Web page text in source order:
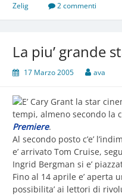
Zelig
2 commenti
La piu’ grande
17 Marzo 2005 ava
E’ Cary Grant la star
tempi, almeno secondo la
Premiere.
Al secondo posto c’e’
e’ arrivato Tom Cruise,
Ingrid Bergman si e’
Fino al 14 aprile e’ aperta
possibilita’ ai lettori di